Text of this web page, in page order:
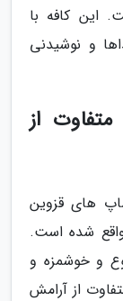
این کافه با
و نوشیدنی
از
های قزوین
شده است.
و خوشمزه و
از آرامش